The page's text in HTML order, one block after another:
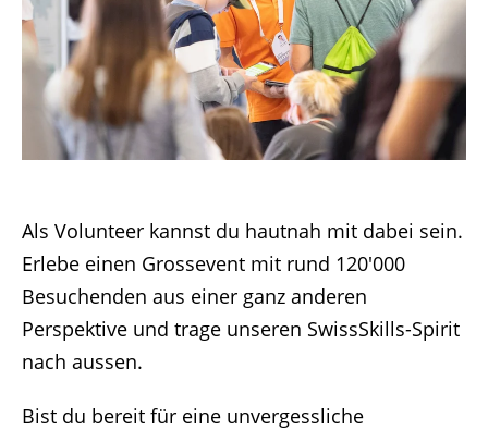
Als Volunteer kannst du hautnah mit dabei sein.
Erlebe einen Grossevent mit rund 120'000
Besuchenden aus einer ganz anderen
Perspektive und trage unseren SwissSkills-Spirit
nach aussen.
Bist du bereit für eine unvergessliche